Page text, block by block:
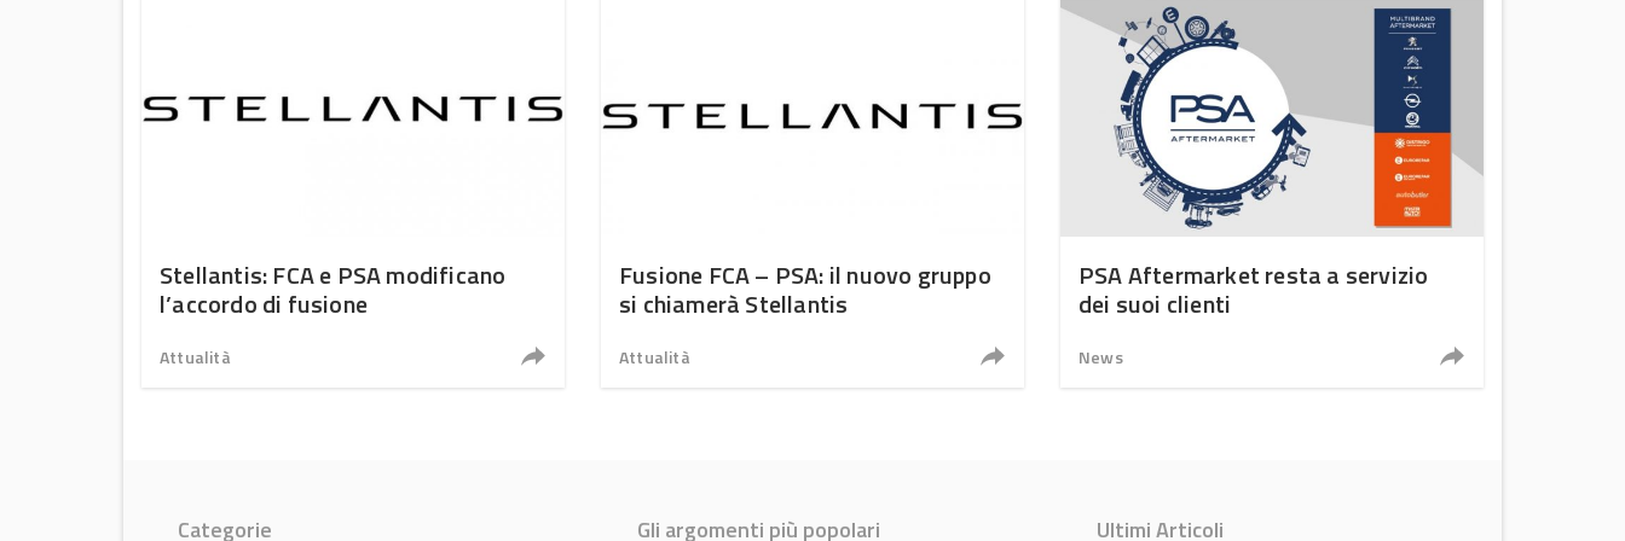
Stellantis: FCA e PSA modificano
l’accordo di fusione
Attualità
Fusione FCA – PSA: il nuovo gruppo
si chiamerà Stellantis
Attualità
PSA Aftermarket resta a servizio
dei suoi clienti
News
Categorie Gli argomenti più popolari Ultimi Articoli